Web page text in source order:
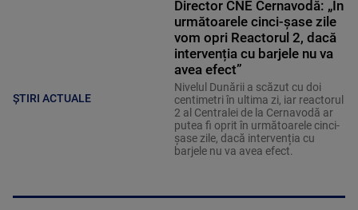
ȘTIRI ACTUALE
Director CNE Cernavodă: „În
următoarele cinci-șase zile
vom opri Reactorul 2, dacă
intervenția cu barjele nu va
avea efect”
Nivelul Dunării a scăzut cu doi
centimetri în ultima zi, iar reactorul
2 al Centralei de la Cernavodă ar
putea fi oprit în următoarele cinci-
șase zile, dacă intervenția cu
barjele nu va avea efect.